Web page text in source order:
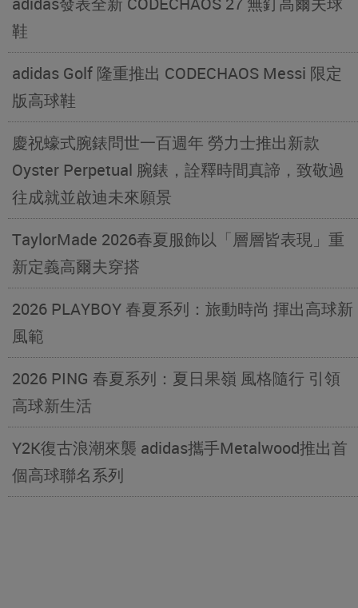
鞋
adidas Golf 隆重推出 CODECHAOS Messi 限定
版高球鞋
慶祝蠔式腕錶問世一百週年 勞力士推出新款
Oyster Perpetual 腕錶，詮釋時間真諦，致敬過
往成就並啟迪未來願景
TaylorMade 2026春夏服飾以「層層皆表現」重
新定義高爾夫穿搭
2026 PLAYBOY 春夏系列：旅動時尚 揮出高球新
風範
2026 PING 春夏系列：夏日果嶺 風格隨行 引領
高球新生活
Y2K復古浪潮來襲 adidas攜手Metalwood推出首
個高球聯名系列